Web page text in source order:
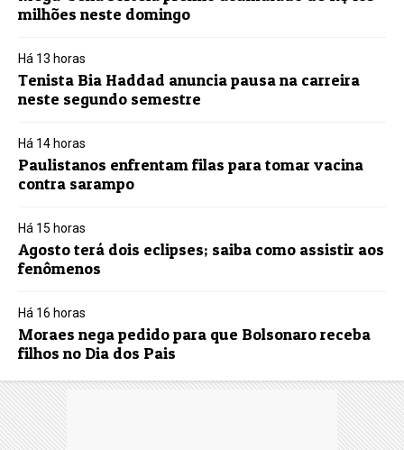
milhões neste domingo
Há 13 horas
Tenista Bia Haddad anuncia pausa na carreira
neste segundo semestre
Há 14 horas
Paulistanos enfrentam filas para tomar vacina
contra sarampo
Há 15 horas
Agosto terá dois eclipses; saiba como assistir aos
fenômenos
Há 16 horas
Moraes nega pedido para que Bolsonaro receba
filhos no Dia dos Pais